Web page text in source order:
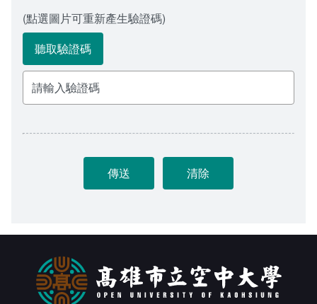
(點選圖片可重新產生驗證碼)
聽取驗證碼